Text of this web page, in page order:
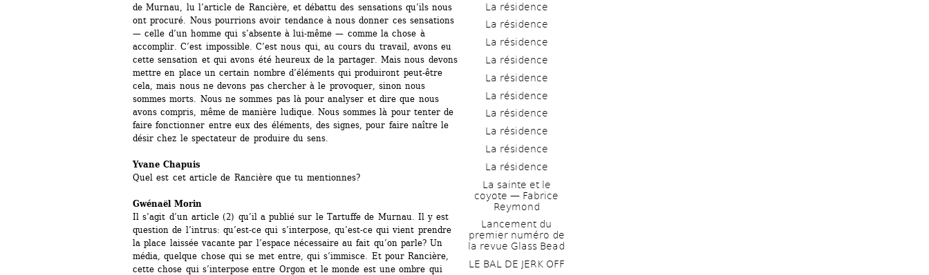
de Murnau, lu l’article de Rancière, et débattu des sensations qu’ils nous
ont procuré. Nous pourrions avoir tendance à nous donner ces sensations
— celle d’un homme qui s’absente à lui-même — comme la chose à
accomplir. C’est impossible. C’est nous qui, au cours du travail, avons eu
cette sensation et qui avons été heureux de la partager. Mais nous devons
mettre en place un certain nombre d’éléments qui produiront peut-être
cela, mais nous ne devons pas chercher à le provoquer, sinon nous
sommes morts. Nous ne sommes pas là pour analyser et dire que nous
avons compris, même de manière ludique. Nous sommes là pour tenter de
faire fonctionner entre eux des éléments, des signes, pour faire naître le
désir chez le spectateur de produire du sens.
Yvane Chapuis
Quel est cet article de Rancière que tu mentionnes?
Gwénaël Morin
Il s’agit d’un article (2) qu’il a publié sur le Tartuffe de Murnau. Il y est
question de l’intrus: qu’est-ce qui s’interpose, qu’est-ce qui vient prendre
la place laissée vacante par l’espace nécessaire au fait qu’on parle? Un
média, quelque chose qui se met entre, qui s’immisce. Et pour Rancière,
cette chose qui s’interpose entre Orgon et le monde est une ombre qui
La résidence
La résidence
La résidence
La résidence
La résidence
La résidence
La résidence
La résidence
La résidence
La résidence
La sainte et le
coyote — Fabrice
Reymond
Lancement du
premier numéro de
la revue Glass Bead
LE BAL DE JERK OFF